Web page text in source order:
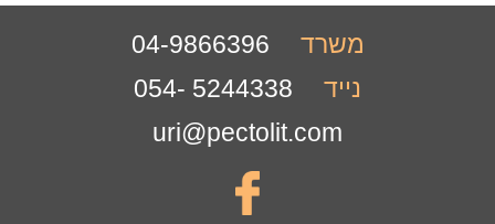
משרד
04-9866396
נייד
5244338 -054
uri@pectolit.com